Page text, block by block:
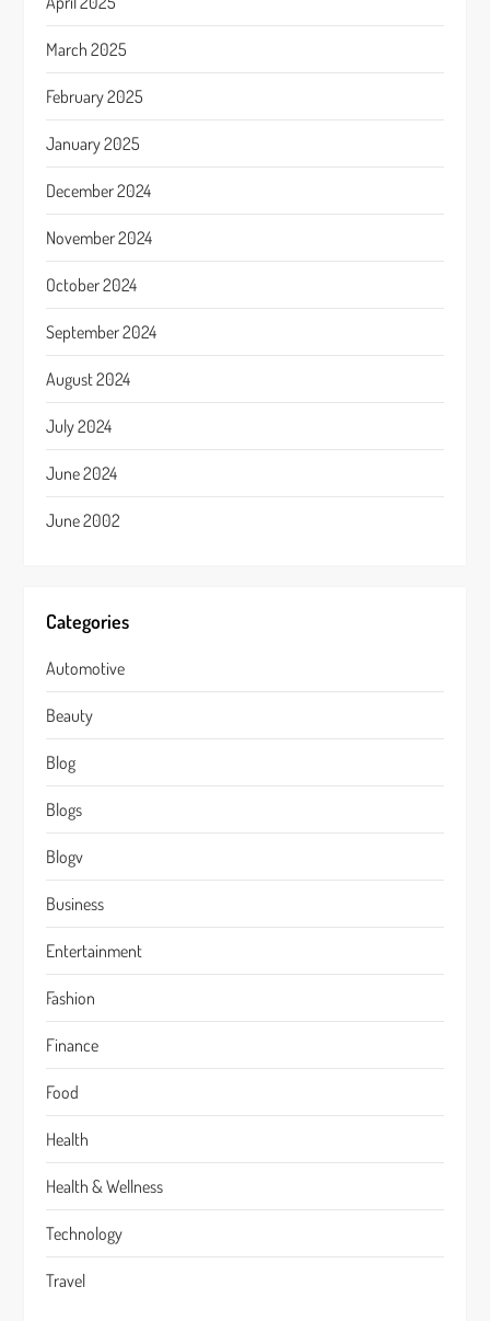
March 2025
February 2025
January 2025
December 2024
November 2024
October 2024
September 2024
August 2024
July 2024
June 2024
June 2002
Categories
Automotive
Beauty
Blog
Blogs
Blogv
Business
Entertainment
Fashion
Finance
Food
Health
Health & Wellness
Technology
Travel